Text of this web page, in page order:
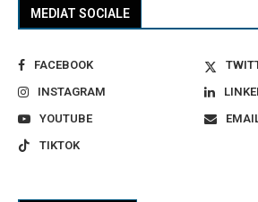
MEDIAT SOCIALE
FACEBOOK
INSTAGRAM
YOUTUBE
TIKTOK